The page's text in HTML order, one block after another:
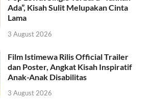
Ada”, Kisah Sulit Melupakan Cinta
Lama
3 August 2026
Film Istimewa Rilis Official Trailer
dan Poster, Angkat Kisah Inspiratif
Anak-Anak Disabilitas
3 August 2026